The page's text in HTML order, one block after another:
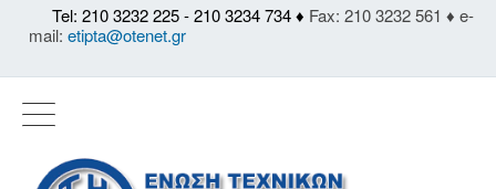
Tel: 210 3232 225 - 210 3234 734 ♦ Fax: 210 3232 561 ♦ e-
mail: etipta@otenet.gr